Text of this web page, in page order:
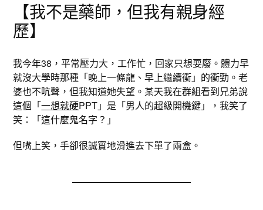
【我不是藥師，但我有親身經
歷】
我今年38，平常壓力大，工作忙，回家只想耍廢。體力早
就沒大學時那種「晚上一條龍、早上繼續衝」的衝勁。老
婆也不吭聲，但我知道她失望。某天我在群組看到兄弟說
這個「一想就硬PPT」是「男人的超級開機鍵」，我笑了
笑：「這什麼鬼名字？」
但嘴上笑，手卻很誠實地滑進去下單了兩盒。